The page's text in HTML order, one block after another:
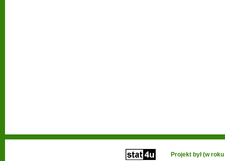
Projekt był (w